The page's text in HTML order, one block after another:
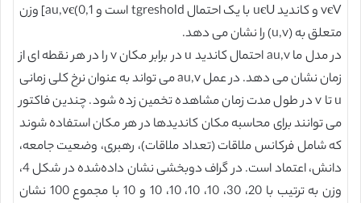
vєV و کاندید uєU با یک احتمال tgreshold است و au,vє(0,1] وزن
متعلق به (u,v) را نشان می دهد.
در مدل ما au,v احتمال کاندید u در برابر مکان v را در هر نقطه ای از
زمان نشان می دهد. در عمل au,v می تواند به عنوان نرخ کلی زمانی
u تا v در طول مدت زمان مشاهده تخمین زده شود. چندین فاکتور
می توانند برای محاسبه مکان کاندیدها در هر مکان استفاده شوند
که شامل فرکانس ملاقات (تعداد ملاقات)، رهبری، وضعیت جامعه،
دانش، اعتماد است. در گراف دوبخشی نشان داده‌شده در شکل 4،
وزن به ترتیب با 20، 30، 10، 10، 10، 10 و 10 با مجموع 100 نشان